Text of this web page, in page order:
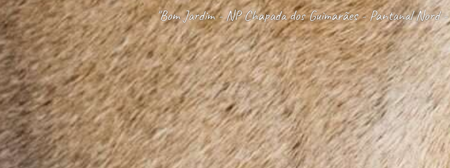
"Bom Jardim - NP Chapada dos Guimarães - Pantanal Nord